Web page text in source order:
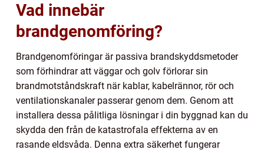
Vad innebär
brandgenomföring?
Brandgenomföringar är passiva brandskyddsmetoder
som förhindrar att väggar och golv förlorar sin
brandmotståndskraft när kablar, kabelrännor, rör och
ventilationskanaler passerar genom dem. Genom att
installera dessa pålitliga lösningar i din byggnad kan du
skydda den från de katastrofala effekterna av en
rasande eldsvåda. Denna extra säkerhet fungerar